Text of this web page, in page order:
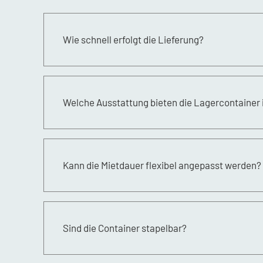
Wie schnell erfolgt die Lieferung?
Welche Ausstattung bieten die Lagercontainer
Kann die Mietdauer flexibel angepasst werden?
Sind die Container stapelbar?